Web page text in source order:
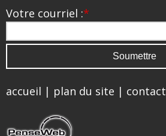
Votre courriel :*
accueil | plan du site | contact